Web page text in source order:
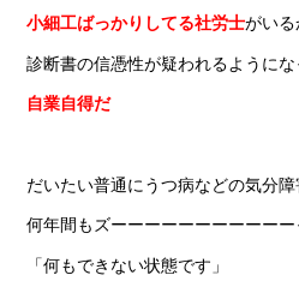
小細工ばっかりしてる社労士がいる
診断書の信憑性が疑われるようにな
自業自得だ
だいたい普通にうつ病などの気分
何年間もズーーーーーーーーーーー
「何もできない状態です」